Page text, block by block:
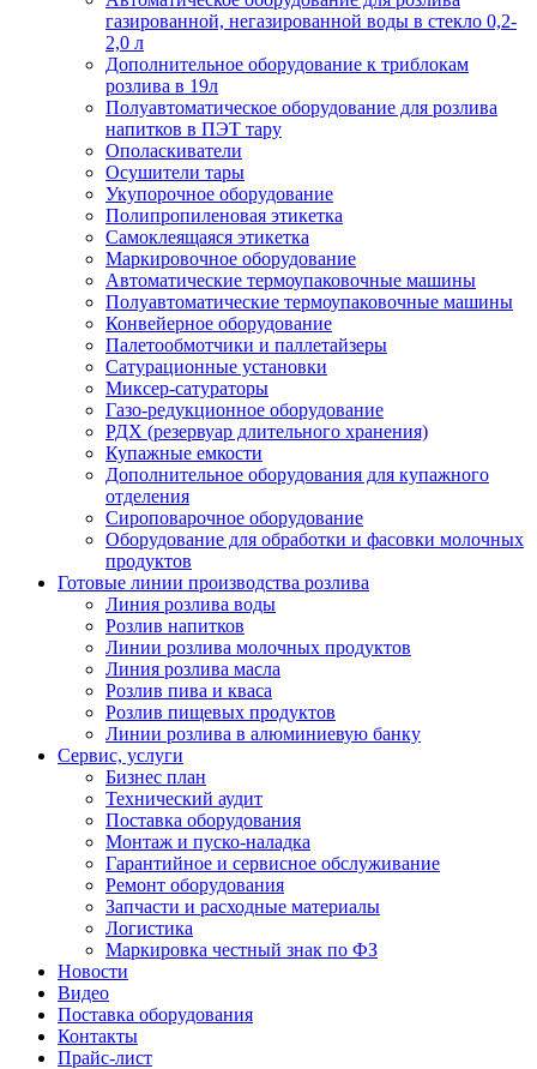
газированной, негазированной воды в стекло 0,2-
2,0 л
Дополнительное оборудование к триблокам
розлива в 19л
Полуавтоматическое оборудование для розлива
напитков в ПЭТ тару
Ополаскиватели
Осушители тары
Укупорочное оборудование
Полипропиленовая этикетка
Самоклеящаяся этикетка
Маркировочное оборудование
Автоматические термоупаковочные машины
Полуавтоматические термоупаковочные машины
Конвейерное оборудование
Палетообмотчики и паллетайзеры
Сатурационные установки
Миксер-сатураторы
Газо-редукционное оборудование
РДХ (резервуар длительного хранения)
Купажные емкости
Дополнительное оборудования для купажного
отделения
Сироповарочное оборудование
Оборудование для обработки и фасовки молочных
продуктов
Готовые линии производства розлива
Линия розлива воды
Розлив напитков
Линии розлива молочных продуктов
Линия розлива масла
Розлив пива и кваса
Розлив пищевых продуктов
Линии розлива в алюминиевую банку
Сервис, услуги
Бизнес план
Технический аудит
Поставка оборудования
Монтаж и пуско-наладка
Гарантийное и сервисное обслуживание
Ремонт оборудования
Запчасти и расходные материалы
Логистика
Маркировка честный знак по ФЗ
Новости
Видео
Поставка оборудования
Контакты
Прайс-лист